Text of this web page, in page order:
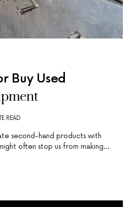
Buy Used
READ
second-hand products with
often stop us from making…